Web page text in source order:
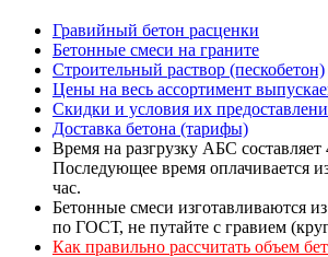
Гравийный бетон расценки
Бетонные смеси на граните
Строительный раствор (пескобетон)
Цены на весь ассортимент
Скидки и условия их
Доставка бетона (тарифы)
Время на разгрузку АБС
Последующее время оплачивается
час.
Бетонные смеси изготавливаются
по ГОСТ, не путайте с гравием
Как правильно рассчитать объем